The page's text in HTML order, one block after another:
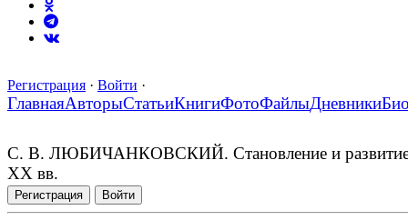
Регистрация · Войти ·
ГлавнаяАвторыСтатьиКнигиФотоФайлыДневники
С. В. ЛЮБИЧАНКОВСКИЙ. Становление и развитие
XX вв.
Регистрация Войти